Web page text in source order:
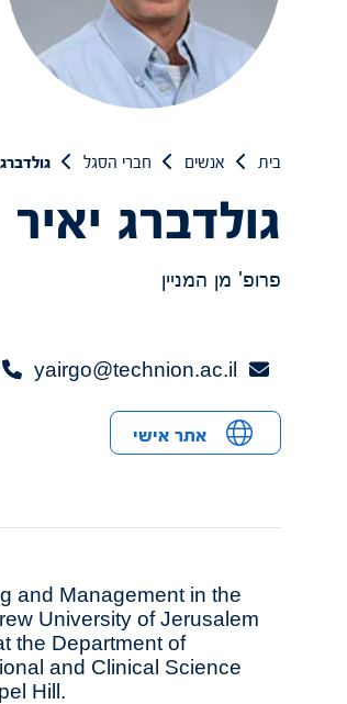
בית אנשים חברי הסגל
גולדברג יאיר
פרופ' מן המניין
yairgo@technion.ac.il
אתר אישי
and Management in the
University of Jerusalem
the Department of
and Clinical Science
Hill.